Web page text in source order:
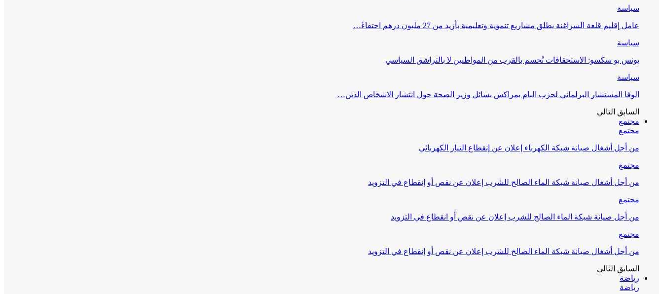
سياسة
عامل إقليم قلعة السراغنة يطلق مشاريع تنموية وتعليمية بأزيد من 27 مليون درهم احتفاءً…
سياسة
يونس بو سكسو: الاستحقاقات تُحسم بالقرب من المواطنين لا بالتراشق السياسي
سياسة
الوفا المستشار البرلماني لحزب البام بمراكش يسائل وزير الصحة حول انتشار الاشخاص الذين…
السابق التالي
مجتمع
مجتمع
من أجل أشغال صيانة شبكة الكهرباء إعلان عن إنقطاع التيار الكهربائي
مجتمع
من أجل أشغال صيانة شبكة الماء الصالح للشرب إعلان عن نقص أو إنقطاع في التزويد
مجتمع
من أجل صيانة شبكة الماء الصالح للشرب إعلان عن نقص أو انقطاع في التزويد
مجتمع
من أجل أشغال صيانة شبكة الماء الصالح للشرب إعلان عن نقص أو إنقطاع في التزويد
السابق التالي
رياضة
رياضة